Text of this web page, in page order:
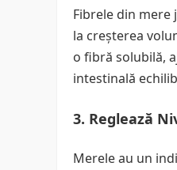
Fibrele din
la creșterea
o fibră solubilă,
intestinală
3. Reglează
Merele au un